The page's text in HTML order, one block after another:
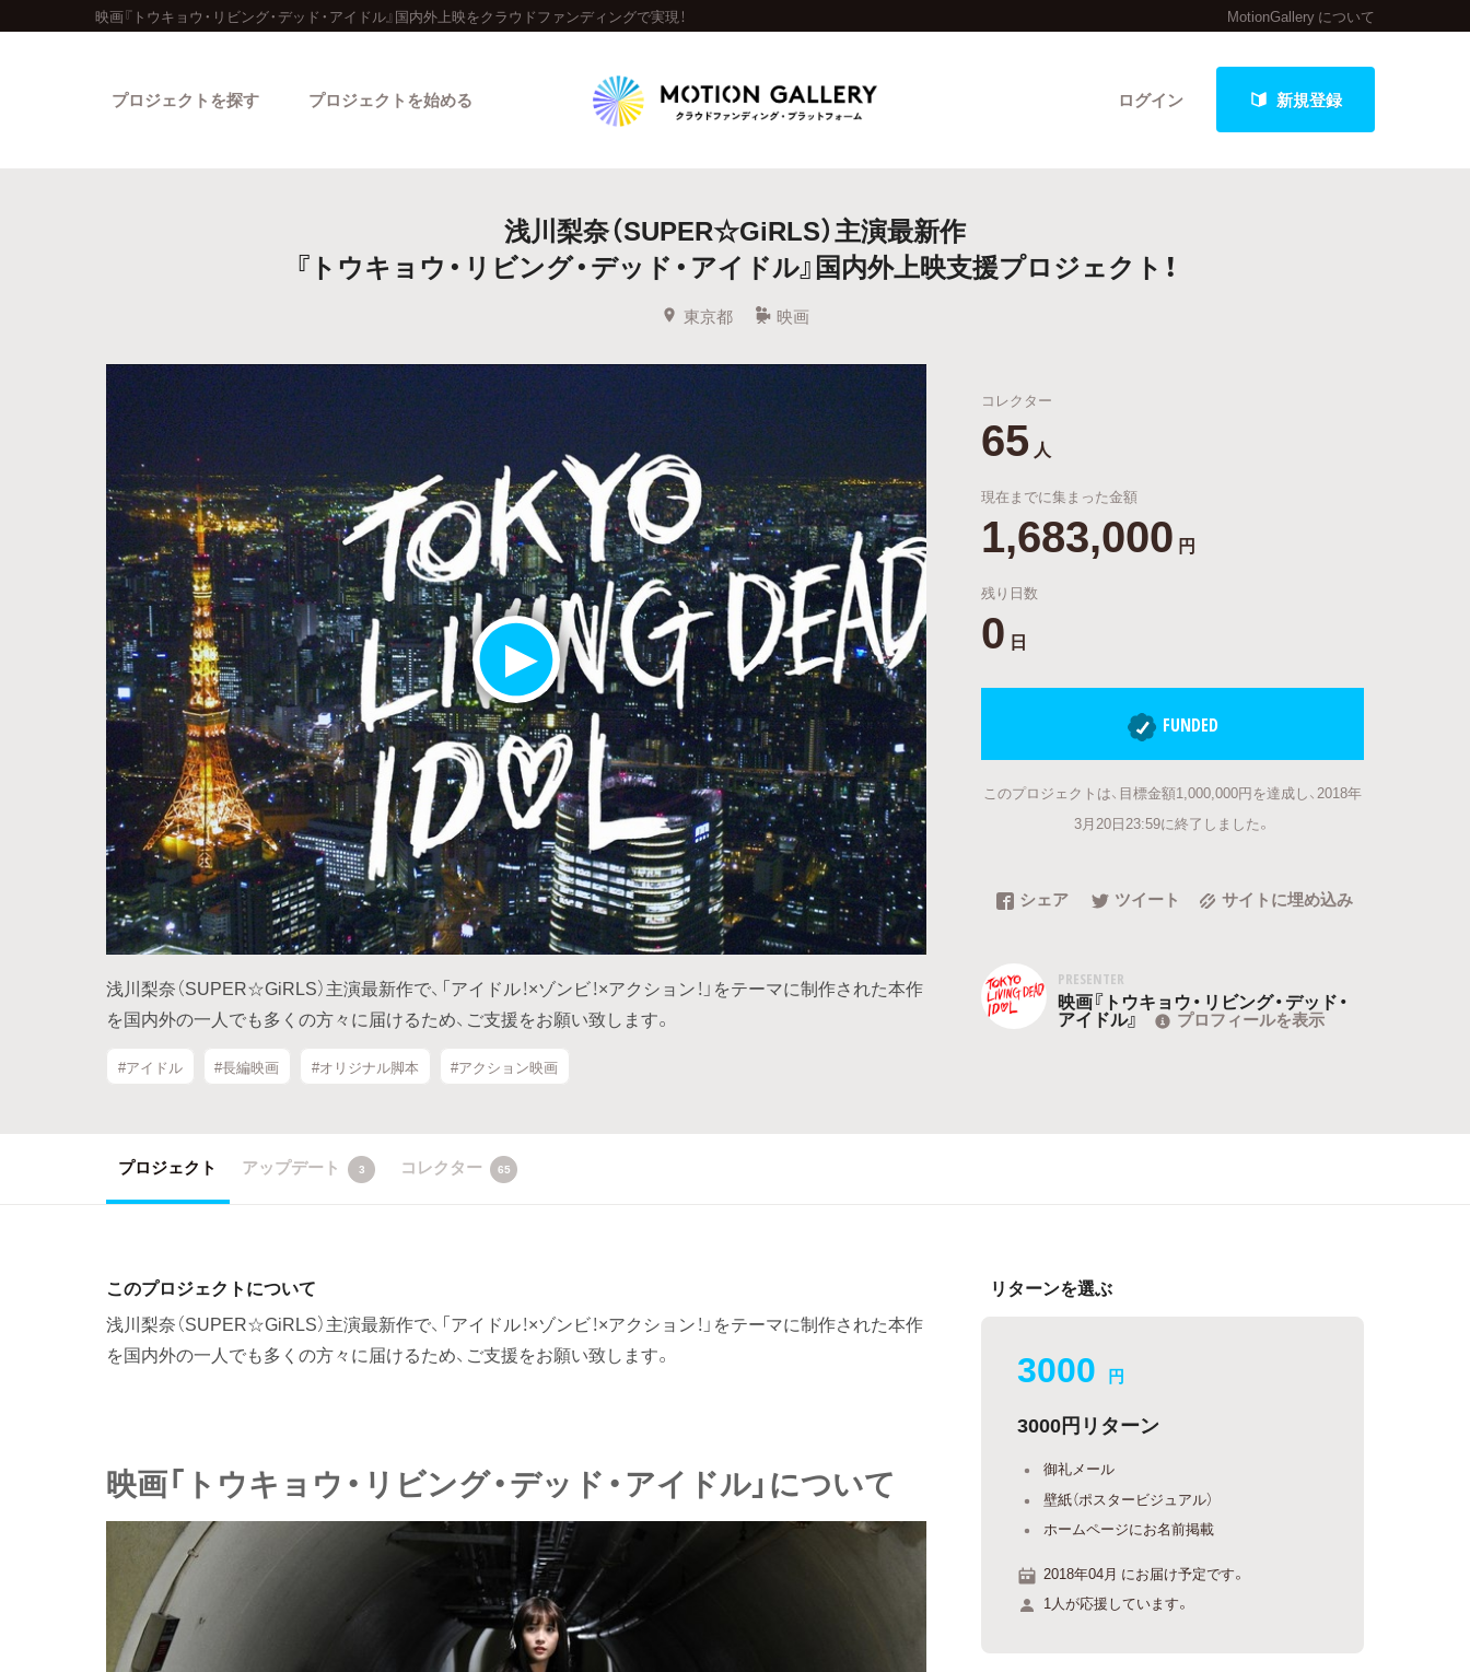
映画『トウキョウ・リビング・デッド・アイドル』国内外上映をクラウドファンディングで実現！ MotionGallery について
ログイン 新規登録
プロジェクトを探す
人気のプロジェクト 新着プロジェクト 終了間近のプロジェクト
Feature
カテゴリーから探す タグから探す キュレーターから探す 特集から探す
Legendary
最新達成プロジェクト 調達額が大きいプロジェクト
プロジェクトを始める
浅川梨奈（SUPER☆GiRLS）主演最新作
『トウキョウ・リビング・デッド・アイドル』国内外上映支援プロジェクト！
東京都 映画
浅川梨奈（SUPER☆GiRLS）主演最新作で、「アイドル！×ゾンビ！×アクション！」をテーマに制作された本作
を国内外の一人でも多くの方々に届けるため、ご支援をお願い致します。
#アイドル #長編映画 #オリジナル脚本 #アクション映画
コレクター
65 人
現在までに集まった金額
1,683,000 円
残り日数
0 日
FUNDED
このプロジェクトは、目標金額1,000,000円を達成し、2018年
3月20日23:59に終了しました。
シェア ツイート サイトに埋め込み
PRESENTER
映画『トウキョウ・リビング・デッド・
アイドル』 プロフィールを表示
プロジェクト アップデート 3 コレクター 65
このプロジェクトについて
浅川梨奈（SUPER☆GiRLS）主演最新作で、「アイドル！×ゾンビ！×アクション！」をテーマに制作された本作
を国内外の一人でも多くの方々に届けるため、ご支援をお願い致します。
映画「トウキョウ・リビング・デッド・アイドル」について
リターンを選ぶ
3000 円
3000円リターン
御礼メール
壁紙（ポスタービジュアル）
ホームページにお名前掲載
2018年04月 にお届け予定です。
1人が応援しています。